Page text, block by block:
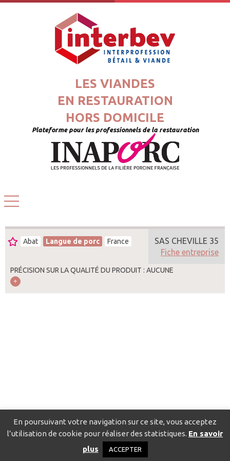
LES VIANDES
EN RESTAURATION
HORS DOMICILE
Plateforme pour les professionnels de la restauration
Abat Langue de porc France
PRÉCISION SUR LA QUALITÉ DU PRODUIT : AUCUNE
SAS CHEVILLE 35
Fiche entreprise
Catalogue pour localiser les fournisseurs
Politique de confidentialité
En poursuivant votre navigation sur ce site, vous acceptez
l’utilisation de cookie pour réaliser des statistiques. En savoir
plus
ACCEPTER